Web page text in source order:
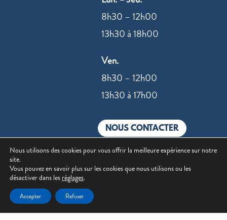
8h30 – 12h00
13h30 à 18h00
Ven.
8h30 – 12h00
13h30 à 17h00
NOUS CONTACTER
©2022 –Mentions légales
confidentialité
Nous utilisons des cookies pour vous offrir la meilleure expérience sur notre
site.
Vous pouvez en savoir plus sur les cookies que nous utilisons ou les
désactiver dans les réglages.
Accepter Refuser